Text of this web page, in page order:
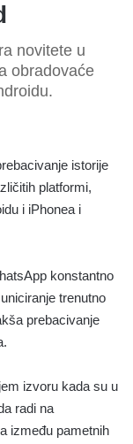
novitete u
obradovaće
istorije
platformi,
i iPhonea i
konstantno
trenutno
prebacivanje
izvoru kada su u
radi na
između pametnih